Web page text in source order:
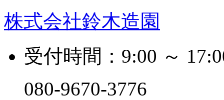
株式会社鈴木造園
受付時間：9:00 ～
080-9670-3776